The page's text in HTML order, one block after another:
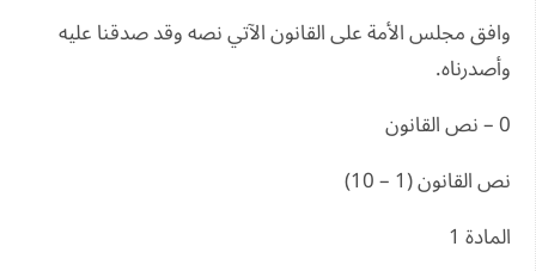
وافق مجلس الأمة على القانون الآتي نصه وقد صدقنا عليه
وأصدرناه.
0 – نص القانون
نص القانون (1 – 10)
المادة 1